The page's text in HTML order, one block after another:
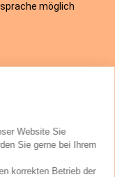
möglich